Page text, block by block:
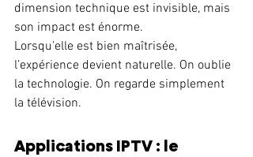
dimension technique est invisible, mais
son impact est énorme.
Lorsqu’elle est bien maîtrisée,
l’expérience devient naturelle. On oublie
la technologie. On regarde simplement
la télévision.
Applications IPTV : le